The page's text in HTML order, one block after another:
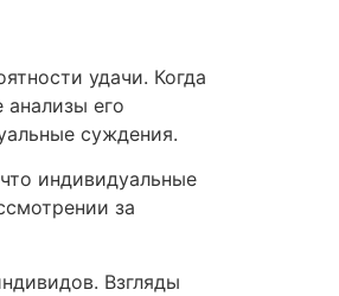
удачи. Когда
его
суждения.
индивидуальные
за
Взгляды